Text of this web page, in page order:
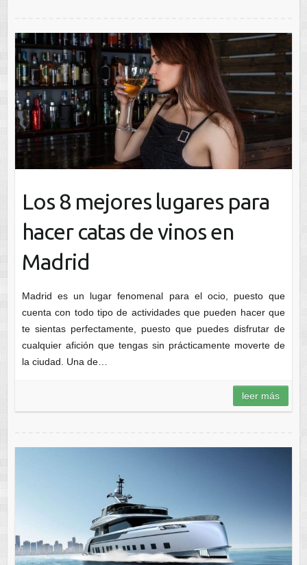
Los 8 mejores lugares para
hacer catas de vinos en
Madrid
Madrid es un lugar fenomenal para el ocio, puesto que
cuenta con todo tipo de actividades que pueden hacer que
te sientas perfectamente, puesto que puedes disfrutar de
cualquier afición que tengas sin prácticamente moverte de
la ciudad. Una de…
leer más